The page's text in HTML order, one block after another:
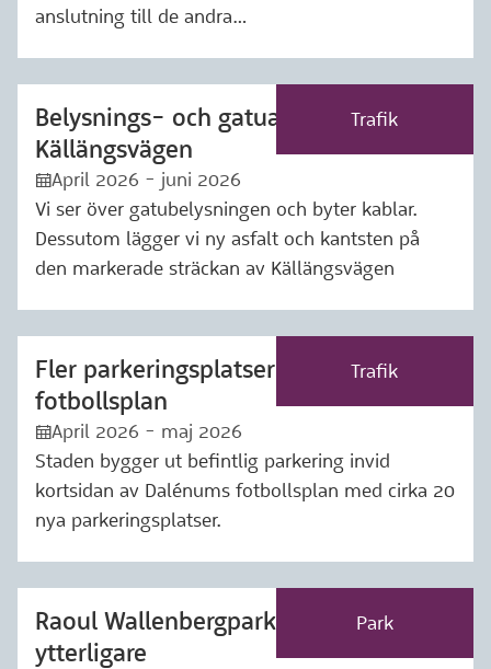
anslutning till de andra…
Trafik
Belysnings- och gatuarbeten på
Källängsvägen
Märkning: Trafik
:kalender:April 2026 - juni 2026
Vi ser över gatubelysningen och byter kablar.
Dessutom lägger vi ny asfalt och kantsten på
den markerade sträckan av Källängsvägen
Trafik
Fler parkeringsplatser vid Dalénums
fotbollsplan
Märkning: Trafik
:kalender:April 2026 - maj 2026
Staden bygger ut befintlig parkering invid
kortsidan av Dalénums fotbollsplan med cirka 20
nya parkeringsplatser.
Park
Raoul Wallenbergparken rustas
ytterligare
Märkning: Park